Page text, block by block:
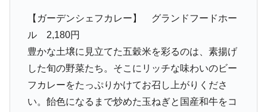
【ガーデンシェフカレー】 グランドフードホー
ル 2,180円
豊かな土壌に見立てた五穀米を彩るのは、素揚げ
した旬の野菜たち。そこにリッチな味わいのビー
フカレーをたっぷりかけてお召し上がりくださ
い。飴色になるまで炒めた玉ねぎと国産和牛をコ